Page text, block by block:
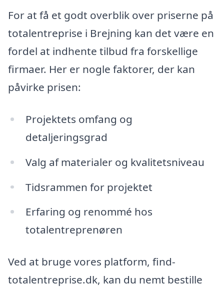
For at få et godt overblik over priserne på
totalentreprise i Brejning kan det være en
fordel at indhente tilbud fra forskellige
firmaer. Her er nogle faktorer, der kan
påvirke prisen:
Projektets omfang og
detaljeringsgrad
Valg af materialer og kvalitetsniveau
Tidsrammen for projektet
Erfaring og renommé hos
totalentreprenøren
Ved at bruge vores platform, find-
totalentreprise.dk, kan du nemt bestille